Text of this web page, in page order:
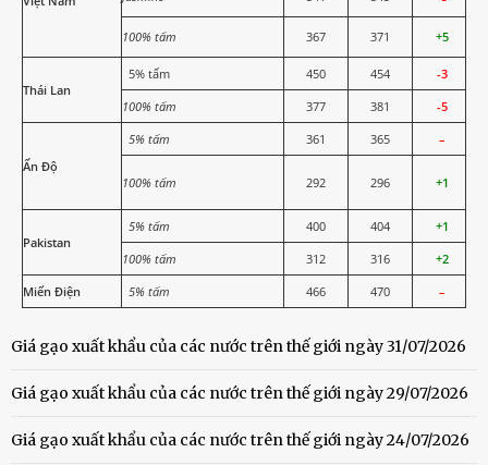
100% tấm 367 371 +5
Thái Lan
5% tấm 450 454
-3
100% tấm
377 381 -5
Ấn Độ
5% tấm 361 365 –
100% tấm 292 296 +1
Pakistan
5% tấm 400 404
+1
100% tấm
312 316
+2
Miến Điện
5% tấm 466 470 –
Giá gạo xuất khẩu của các nước trên thế giới ngày 31/07/2026
Giá gạo xuất khẩu của các nước trên thế giới ngày 29/07/2026
Giá gạo xuất khẩu của các nước trên thế giới ngày 24/07/2026